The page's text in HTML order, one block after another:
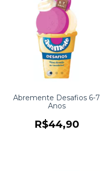
Abremente Desafios 6-7
Anos
R$44,90